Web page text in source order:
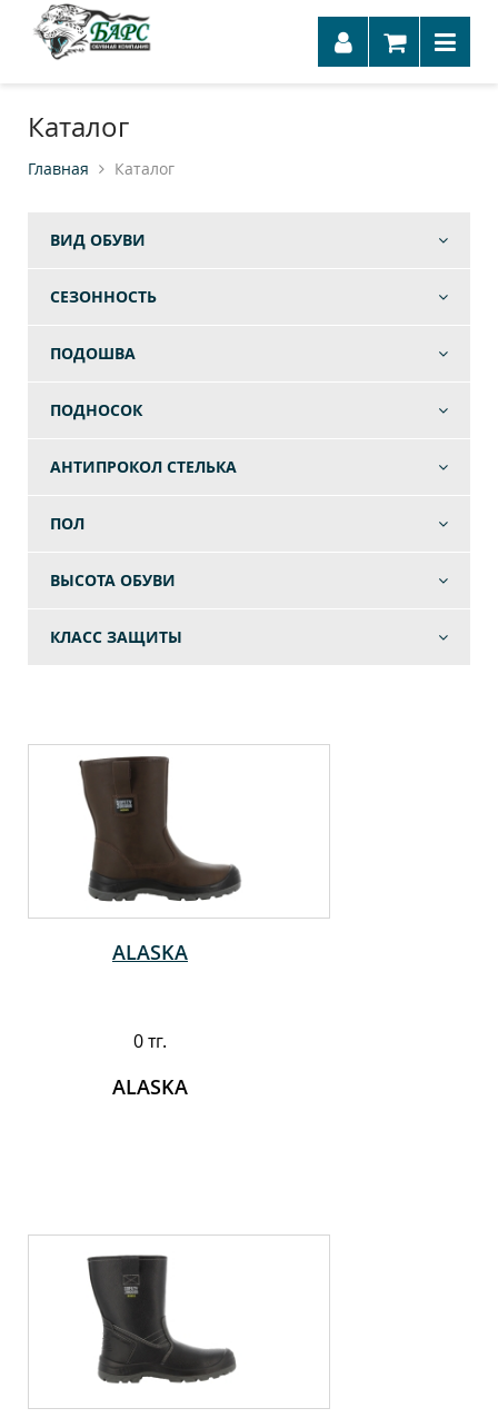
Каталог
Главная Каталог
ВИД ОБУВИ
СЕЗОННОСТЬ
ПОДОШВА
ПОДНОСОК
АНТИПРОКОЛ СТЕЛЬКА
ПОЛ
ВЫСОТА ОБУВИ
КЛАСС ЗАЩИТЫ
ALASKA
0 тг.
ALASKA